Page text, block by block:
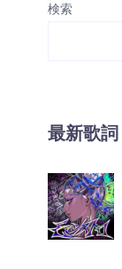
検索
最新歌詞